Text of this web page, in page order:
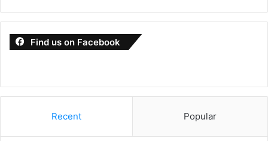
Find us on Facebook
Recent Popular